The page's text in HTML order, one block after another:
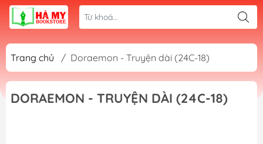
Trang chủ / Doraemon - Truyện dài (24C-18)
DORAEMON - TRUYỆN DÀI (24C-18)